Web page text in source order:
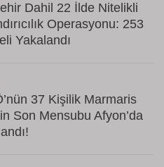
Dahil 22 İlde Nitelikli
Operasyonu: 253
Yakalandı
37 Kişilik Marmaris
Son Mensubu Afyon’da